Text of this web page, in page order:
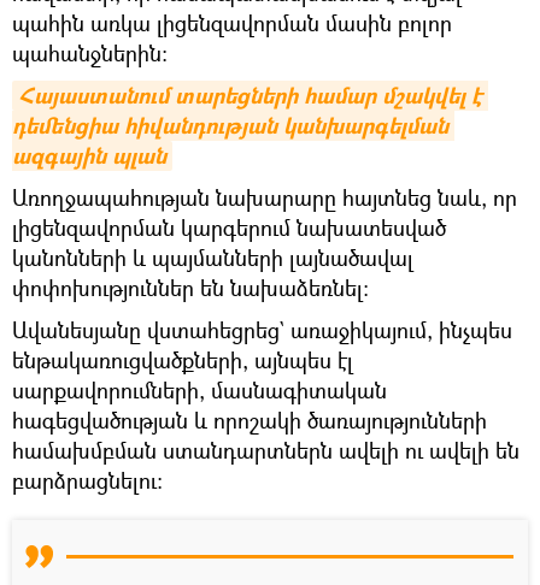
պահին առկա լիցենզավորման մասին բոլոր
պահանջներին։
Հայաստանում տարեցների համար մշակվել է
դեմենցիա հիվանդության կանխարգելման
ազգային պլան
Առողջապահության նախարարը հայտնեց նաև, որ
լիցենզավորման կարգերում նախատեսված
կանոնների և պայմանների լայնածավալ
փոփոխություններ են նախաձեռնել։
Ավանեսյանը վստահեցրեց` առաջիկայում, ինչպես
ենթակառուցվածքների, այնպես էլ
սարքավորումների, մասնագիտական
հագեցվածության և որոշակի ծառայությունների
համախմբման ստանդարտներն ավելի ու ավելի են
բարձրացնելու։